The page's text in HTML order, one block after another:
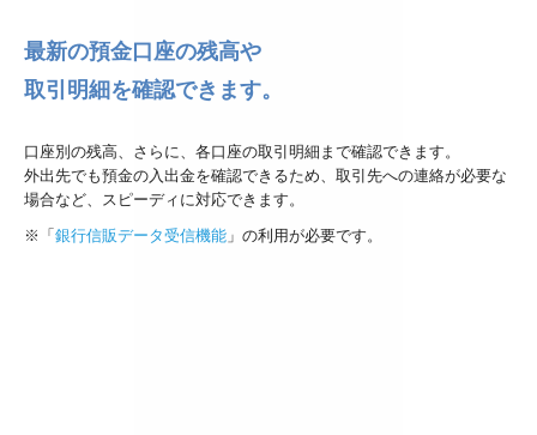
最新の預金口座の残高や
取引明細を確認できます。
口座別の残高、さらに、各口座の取引明細まで確認できます。
外出先でも預金の入出金を確認できるため、取引先への連絡が必要な
場合など、スピーディに対応できます。
※「 銀行信販データ受信機能 」の利用が必要です。